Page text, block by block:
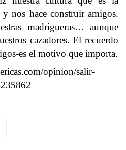
nos hace construir amigos.
madrigueras… aunque
cazadores. El recuerdo
es el motivo que importa.
opinion/salir-